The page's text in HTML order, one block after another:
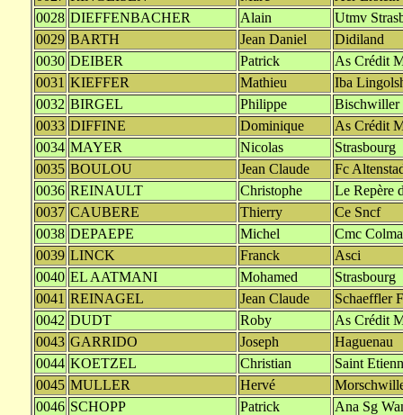
0028 DIEFFENBACHER Alain
Utmv
0029 BARTH Jean Daniel
Didiland
0030 DEIBER Patrick
As Crédit
0031 KIEFFER Mathieu
Iba
0032 BIRGEL Philippe
Bischwiller
0033 DIFFINE Dominique
As Crédit
0034 MAYER Nicolas
Strasbourg
0035 BOULOU Jean Claude
Fc
0036 REINAULT Christophe
Le Repère
0037 CAUBERE Thierry
Ce Sncf
0038 DEPAEPE Michel
Cmc
0039 LINCK Franck
Asci
0040 EL AATMANI Mohamed
Strasbourg
0041 REINAGEL Jean Claude
Schaeffler
0042 DUDT Roby
As Crédit
0043 GARRIDO Joseph
Haguenau
0044 KOETZEL Christian
Saint
0045 MULLER Hervé
0046 SCHOPP Patrick
Ana Sg